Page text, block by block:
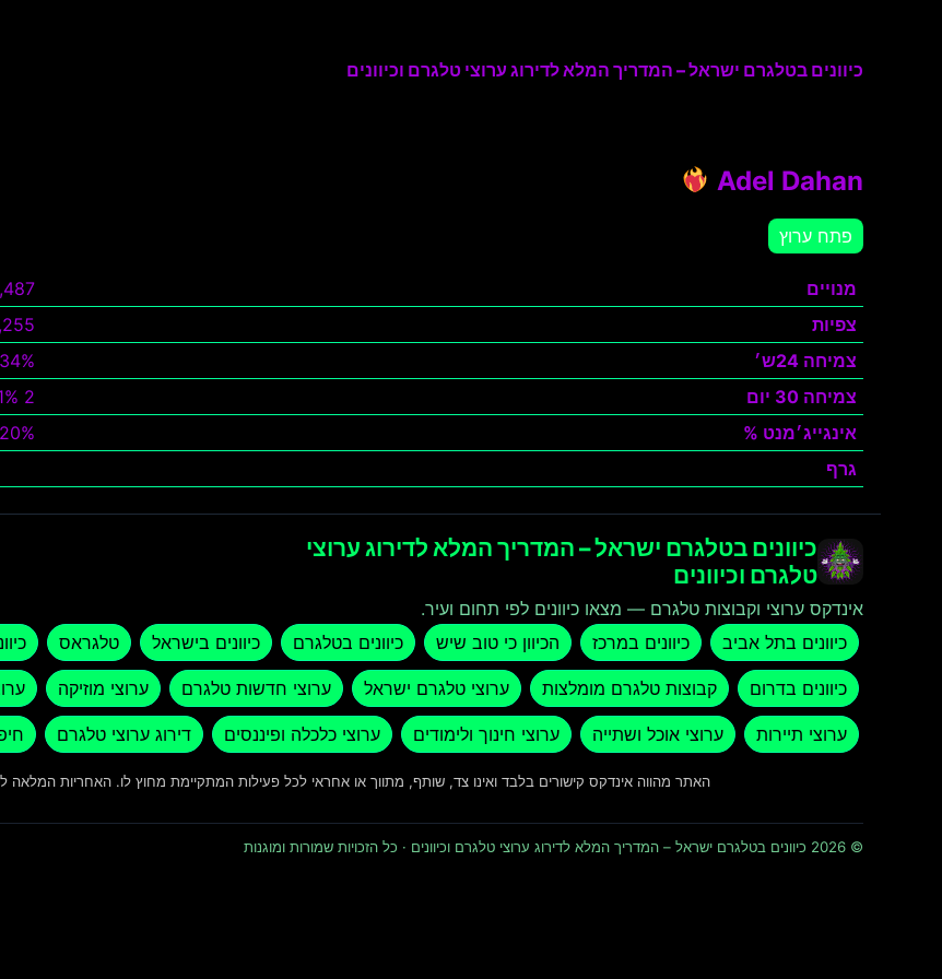
כיוונים בטלגרם ישראל – המדריך המלא לדירוג ערוצי טלגרם וכיוונים
Adel Dahan
פתח ערוץ
מנויים
צפיות
צמיחה 24ש׳
34%
צמיחה 30 יום
2 371%
אינגייג׳מנט %
גרף
כיוונים בטלגרם ישראל – המדריך המלא לדירוג ערוצי
טלגרם וכיוונים
אינדקס ערוצי וקבוצות טלגרם — מצאו כיוונים לפי תחום ועיר.
כיוונים בתל אביב
כיוונים במרכז הכיוון כי טוב שיש כיוונים בטלגרם כיוונים בישראל טלגראס
כיוונים בדרום קבוצות טלגרם מומלצות ערוצי טלגרם ישראל ערוצי חדשות טלגרם ערוצי מוזיקה
ערוצי תיירות ערוצי אוכל ושתייה ערוצי חינוך ולימודים ערוצי כלכלה ופיננסים דירוג ערוצי טלגרם
האתר מהווה אינדקס קישורים בלבד ואינו צד, שותף, מתווך או אחראי לכל פעילות המתקיימת מחוץ לו. האחריות
© 2026 כיוונים בטלגרם ישראל – המדריך המלא לדירוג ערוצי טלגרם וכיוונים · כל הזכויות שמורות ומוגנות